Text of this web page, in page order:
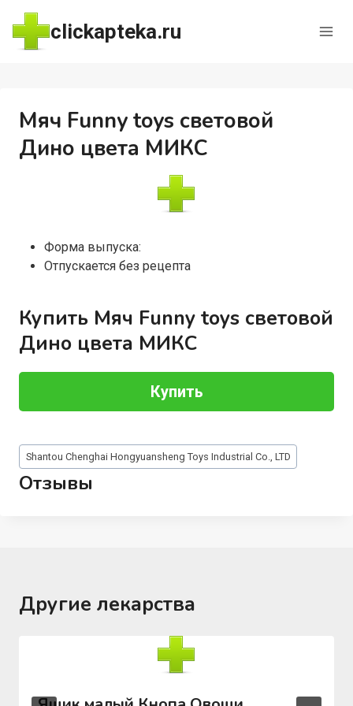
Перейти
содержимому
clickapteka.ru
Мяч Funny toys световой
Дино цвета МИКС
Форма выпуска:
Отпускается без рецепта
Купить Мяч Funny toys световой
Дино цвета МИКС
Купить
Метки
записи:
Shantou Chenghai Hongyuansheng Toys Industrial Co., LTD
Отзывы
Другие лекарства